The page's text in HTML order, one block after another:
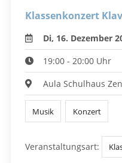
Klassenkonzert
Di, 16. Dezember
19:00 - 20:00 Uhr
Aula Schulhaus
Musik Konzert
Veranstaltungsart: